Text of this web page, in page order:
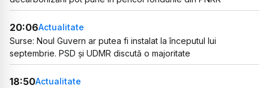
20:06Actualitate
Surse: Noul Guvern ar putea fi instalat la începutul lui
septembrie. PSD și UDMR discută o majoritate
18:50Actualitate